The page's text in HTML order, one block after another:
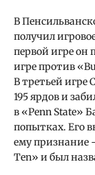
В
получил
первой игре он
игре против
В третьей игре
195 ярдов и
в «Penn State»
попытках. Его
ему признание
Ten» и был